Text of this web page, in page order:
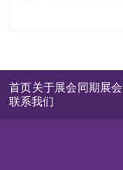
首页关于展会 同期展会
联系我们